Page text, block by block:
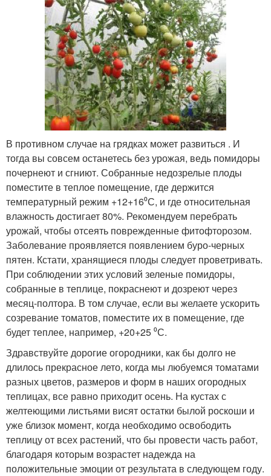
В противном случае на грядках может развиться . И
тогда вы совсем останетесь без урожая, ведь помидоры
почернеют и сгниют. Собранные недозрелые плоды
поместите в теплое помещение, где держится
температурный режим +12+16⁰С, и где относительная
влажность достигает 80%. Рекомендуем перебрать
урожай, чтобы отсеять поврежденные фитофторозом.
Заболевание проявляется появлением буро-черных
пятен. Кстати, хранящиеся плоды следует проветривать.
При соблюдении этих условий зеленые помидоры,
собранные в теплице, покраснеют и дозреют через
месяц-полтора. В том случае, если вы желаете ускорить
созревание томатов, поместите их в помещение, где
будет теплее, например, +20+25 ⁰С.
Здравствуйте дорогие огородники, как бы долго не
длилось прекрасное лето, когда мы любуемся томатами
разных цветов, размеров и форм в наших огородных
теплицах, все равно приходит осень. На кустах с
желтеющими листьями висят остатки былой роскоши и
уже близок момент, когда необходимо освободить
теплицу от всех растений, что бы провести часть работ,
благодаря которым возрастет надежда на
положительные эмоции от результата в следующем году.